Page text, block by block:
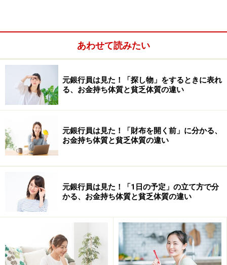
使ってキレイにしてくれるのか？が気になって、業者さ
んにお願いしてみました。私が依頼したのは、金運や開
運を左右するといわれている水回り。キッチンとお風呂
（含む洗面台）です。
複数の業者から見積もりを取り、内容を確認して業者を
トもしてもらい2カ月以上経ちますが、キッチンもお風
呂場もピカピカをキープしています。
ここで業者に依頼する場合の注意点をお伝えします。作
業する内容によって、値段はまちまちなのですが、掃除
代行は基本お客様の家にあるモノを使って掃除をしま
す。一般的なハウスクリーニングでは、業者が持ってき
たグッズを使って掃除をしてくれます。
掃除代行は数千円からですが、ハウスクリーニングは最
あわせて読みたい
元銀行員は見た！「探し物」をするときに表れ
る、お金持ち体質と貧乏体質の違い
元銀行員は見た！「財布を開く前」に分かる、
お金持ち体質と貧乏体質の違い
元銀行員は見た！「1日の予定」の立て方で分
かる、お金持ち体質と貧乏体質の違い